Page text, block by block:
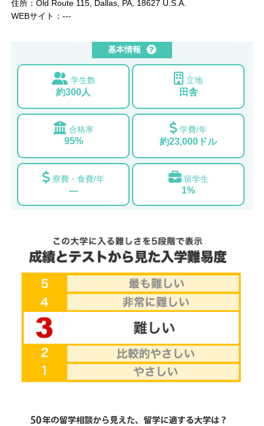
住所：Old Route 115, Dallas, PA, 18627 U.S.A.
WEBサイト：---
基本情報
学生数
約300人
立地
田舎
合格率
95%
学費/年
約23,000ドル
寮費・食費/年
---
留学生
1%